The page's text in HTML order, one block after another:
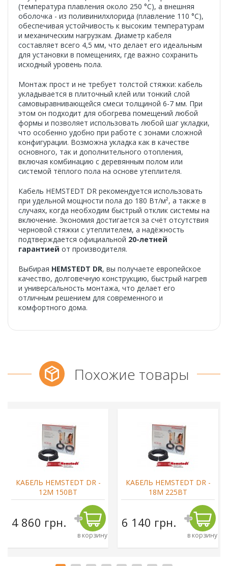
(температура плавления около 250 °C), а внешняя
оболочка - из поливинилхлорида (плавление 110 °C),
обеспечивая устойчивость к высоким температурам
и механическим нагрузкам. Диаметр кабеля
составляет всего 4,5 мм, что делает его идеальным
для установки в помещениях, где важно сохранить
исходный уровень пола.
Монтаж прост и не требует толстой стяжки: кабель
укладывается в плиточный клей или тонкий слой
самовыравнивающейся смеси толщиной 6-7 мм. При
этом он подходит для обогрева помещений любой
формы и позволяет использовать любой шаг укладки,
что особенно удобно при работе с зонами сложной
конфигурации. Возможна укладка как в качестве
основного, так и дополнительного отопления,
включая комбинацию с деревянным полом или
системой тёплого пола на основе утеплителя.
Кабель HEMSTEDT DR рекомендуется использовать
при удельной мощности пола до 180 Вт/м², а также в
случаях, когда необходим быстрый отклик системы на
включение. Экономия достигается за счёт отсутствия
черновой стяжки с утеплителем, а надёжность
подтверждается официальной 20-летней
гарантией от производителя.
Выбирая HEMSTEDT DR, вы получаете европейское
качество, долговечную конструкцию, быстрый нагрев
и универсальность монтажа, что делает его
отличным решением для современного и
комфортного дома.
Похожие товары
КАБЕЛЬ HEMSTEDT DR -
12М 150ВТ
4 860 грн.
в корзину
КАБЕЛЬ HEMSTEDT DR -
18М 225ВТ
6 140 грн.
в корзину